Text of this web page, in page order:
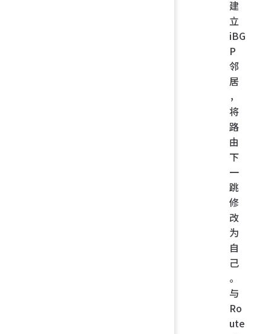
建
立
iBG
P
邻
居
，
将
路
由
下
一
跳
修
改
为
自
己
。
与
Ro
ute